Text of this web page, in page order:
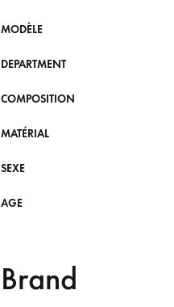
MODÈLE
DEPARTMENT
COMPOSITION
MATÉRIAL
SEXE
AGE
Brand